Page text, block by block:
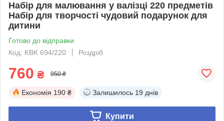
Набір для малювання у валізці 220 предметів
Набір для творчості чудовий подарунок для
дитини
Готово до відправки
Код: KBK 694/220
Роздріб
760 ₴ 950 ₴
Економія 190 ₴ Залишилось 19 днів
Купити